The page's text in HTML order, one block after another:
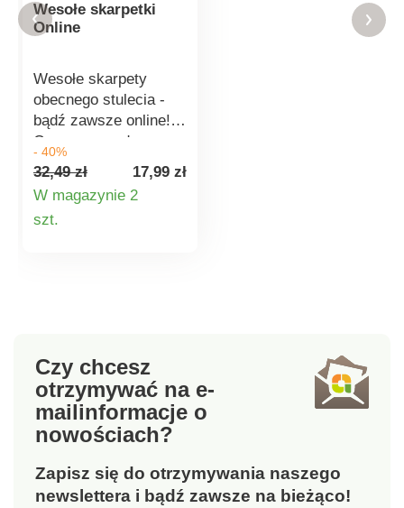
Wesołe skarpetki
Online
Wesołe skarpety
obecnego stulecia -
bądź zawsze online!
Czy masz w domu
uzależnioną od selfie
lub zapalonego
followersa? Dzięki tym
skarpetom na pewno
- 40%
32,49 zł
17,99 zł
W magazynie 2
szt.
Czy chcesz
otrzymywać na e-
mailinformacje o
nowościach?
Zapisz się do otrzymywania naszego
newslettera i bądź zawsze na bieżąco!